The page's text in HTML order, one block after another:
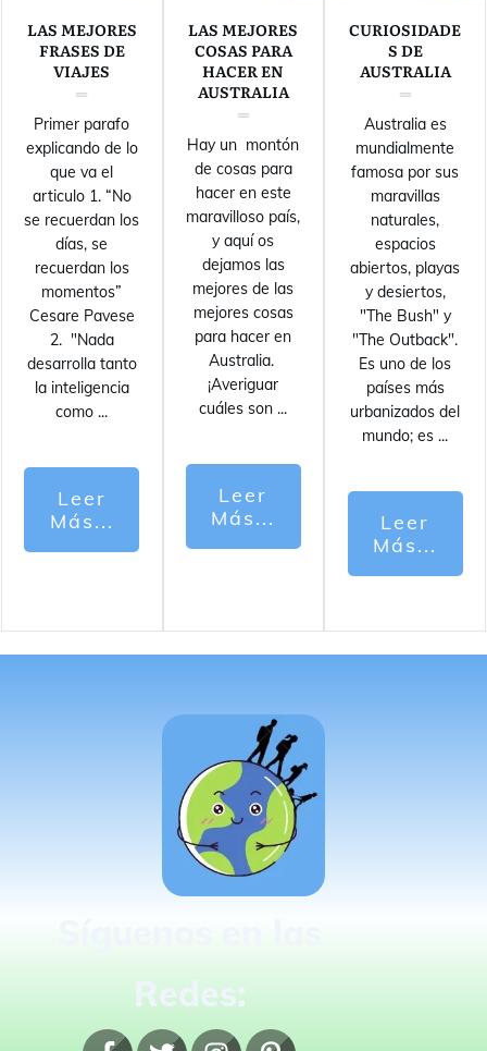
LAS MEJORES
FRASES DE
VIAJES
Primer parafo
explicando de lo
que va el
articulo 1. “No
se recuerdan los
días, se
recuerdan los
momentos”
Cesare Pavese
2. "Nada
desarrolla tanto
la inteligencia
como ...
Leer
Más...
LAS MEJORES
COSAS PARA
HACER EN
AUSTRALIA
Hay un montón
de cosas para
hacer en este
maravilloso país,
y aquí os
dejamos las
mejores de las
mejores cosas
para hacer en
Australia.
¡Averiguar
cuáles son ...
Leer
Más...
CURIOSIDADE
S DE
AUSTRALIA
Australia es
mundialmente
famosa por sus
maravillas
naturales,
espacios
abiertos, playas
y desiertos,
"The Bush" y
"The Outback".
Es uno de los
países más
urbanizados del
mundo; es ...
Leer
Más...
Redes: